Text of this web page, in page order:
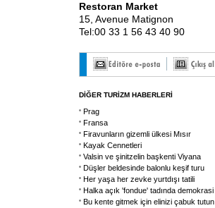
Restoran Market
15, Avenue Matignon
Tel:00 33 1 56 43 40 90
DİĞER TURİZM HABERLERİ
Prag
Fransa
Firavunların gizemli ülkesi Mısır
Kayak Cennetleri
Valsin ve şinitzelin başkenti Viyana
Düşler beldesinde balonlu keşif turu
Her yaşa her zevke yurtdışı tatili
Halka açık 'fondue' tadında demokrasi
Bu kente gitmek için elinizi çabuk tutun